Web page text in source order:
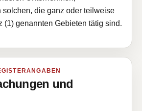
solchen, die ganz oder teilweise
(1) genannten Gebieten tätig sind.
und